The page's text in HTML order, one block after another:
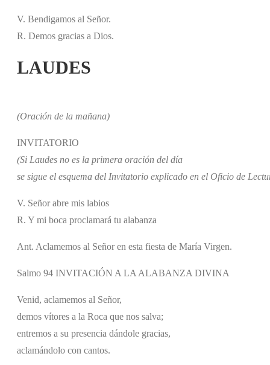
V. Bendigamos al Señor.
R. Demos gracias a Dios.
LAUDES
(Oración de la mañana)
INVITATORIO
(Si Laudes no es la primera oración del día
se sigue el esquema del Invitatorio explicado en el Oficio de
V. Señor abre mis labios
R. Y mi boca proclamará tu alabanza
Ant. Aclamemos al Señor en esta fiesta de María Virgen.
Salmo 94 INVITACIÓN A LA ALABANZA DIVINA
Venid, aclamemos al Señor,
demos vítores a la Roca que nos salva;
entremos a su presencia dándole gracias,
aclamándolo con cantos.